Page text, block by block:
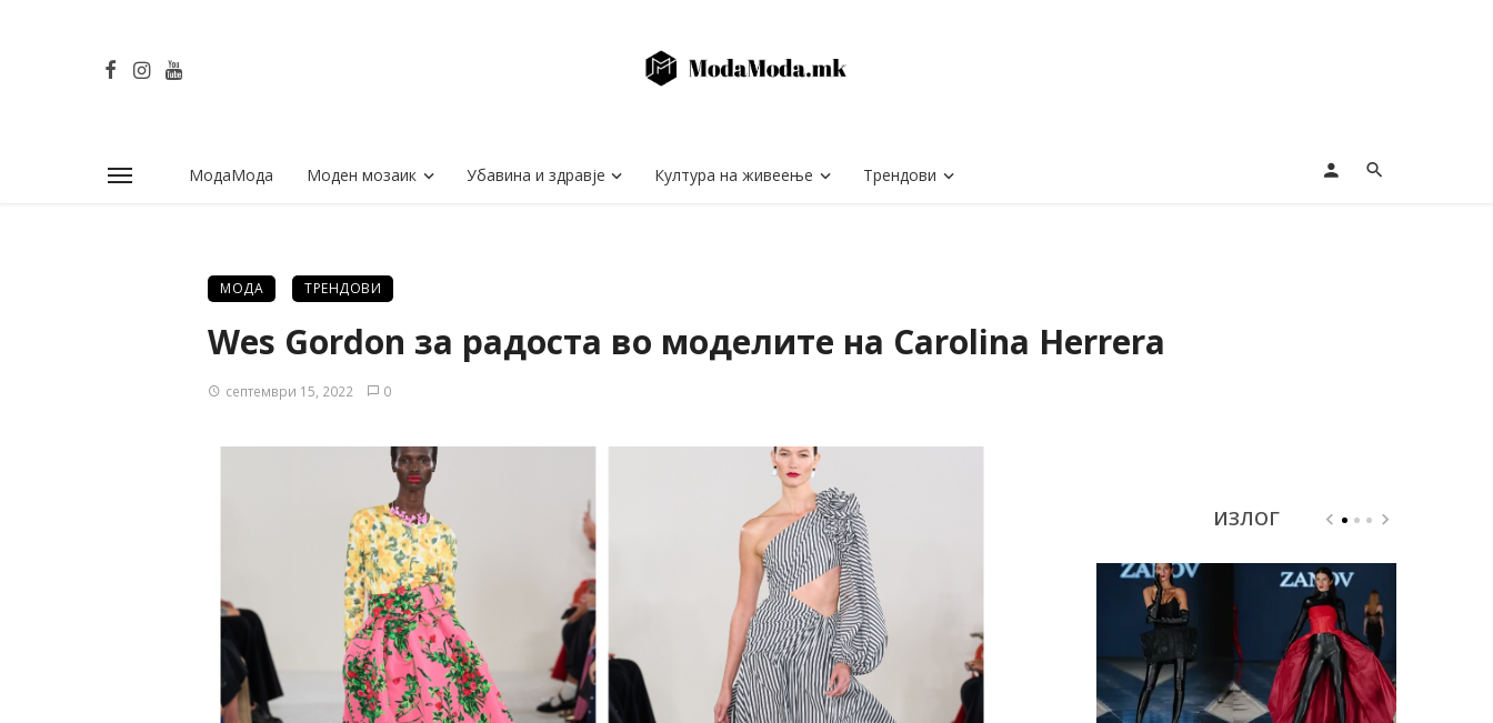
МодаМода Моден мозаик Убавина и здравје Култура на живеење Трендови
МОДА ТРЕНДОВИ
Wes Gordon за радоста во моделите на Carolina Herrera
септември 15, 2022 0
ИЗЛОГ